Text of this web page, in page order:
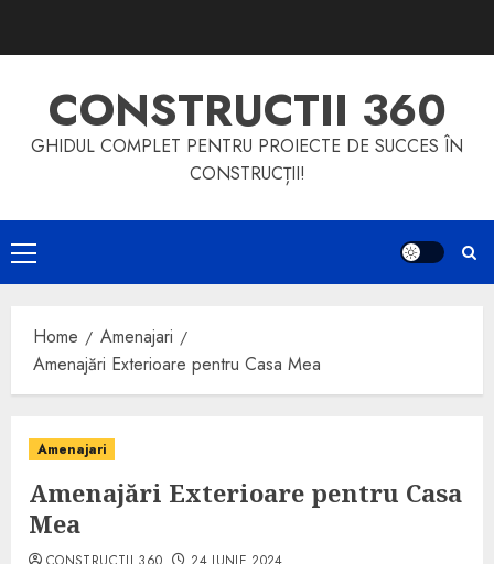
CONSTRUCTII 360
GHIDUL COMPLET PENTRU PROIECTE DE SUCCES ÎN
CONSTRUCȚII!
Primary
Menu
Home
Amenajari
Amenajări Exterioare pentru Casa Mea
Amenajari
Amenajări Exterioare pentru Casa
Mea